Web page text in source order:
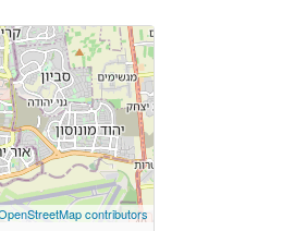
contributors